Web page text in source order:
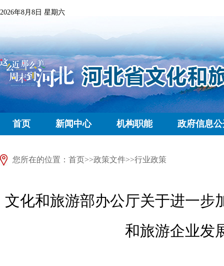
2026年8月8日 星期六
首页 新闻中心 机构职能 政府信息
您所在的位置： 首页>>政策文件>>行业政策
文化和旅游部办公厅关于进一步
和旅游企业发